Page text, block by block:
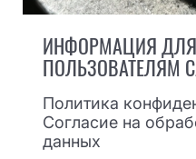
ИНФОРМАЦИЯ
ПОЛЬЗОВАТЕЛЯМ
Политика
Согласие на
данных